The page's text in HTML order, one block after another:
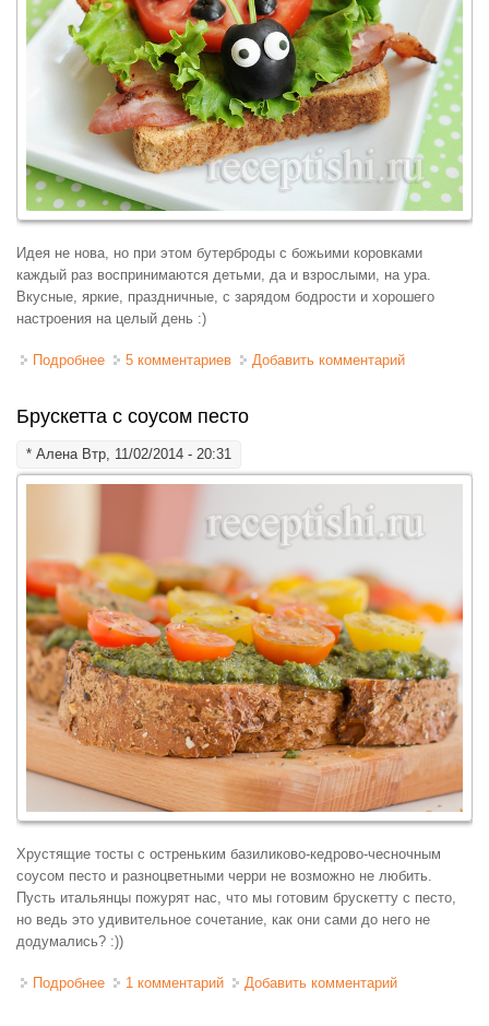
Идея не нова, но при этом бутерброды с божьими коровками
каждый раз воспринимаются детьми, да и взрослыми, на ура.
Вкусные, яркие, праздничные, с зарядом бодрости и хорошего
настроения на целый день :)
Подробнее о Бутерброд "Божья коровка" с помидором и зеленью
5 комментариев Добавить комментарий
Брускетта с соусом песто
* АленаВтр, 11/02/2014 - 20:31
Хрустящие тосты с остреньким базиликово-кедрово-чесночным
соусом песто и разноцветными черри не возможно не любить.
Пусть итальянцы пожурят нас, что мы готовим брускетту с песто,
но ведь это удивительное сочетание, как они сами до него не
додумались? :))
Подробнее о Брускетта с соусом песто
1 комментарий Добавить комментарий